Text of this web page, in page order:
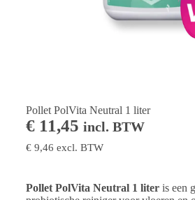
Pollet PolVita Neutral 1 liter
€11,45 incl. BTW
€9,46 excl. BTW
Pollet PolVita Neutral 1 literis een